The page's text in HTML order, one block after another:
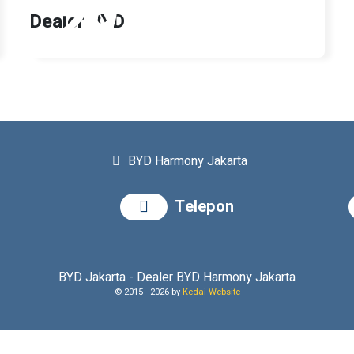
29
Dealer BYD
BYD Harmony Jakarta
Telepon
BYD Jakarta - Dealer BYD Harmony Jakarta
© 2015 - 2026 by Kedai Website